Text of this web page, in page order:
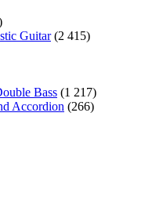
Guitar(2 415)
Bass (1 217)
Accordion (266)